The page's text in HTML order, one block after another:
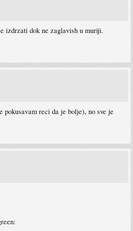
izdrzati dok ne zaglavish u muriji.
pokusavam reci da je bolje), no sve je